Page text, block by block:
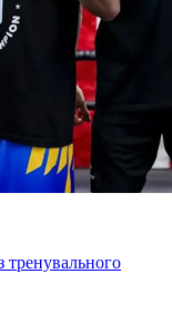
тренувального